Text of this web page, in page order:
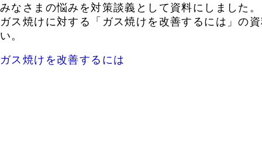
みなさまの悩みを対策談義として資料にしました。
ガス焼けに対する「ガス焼けを改善するには」の
い。
ガス焼けを改善するには